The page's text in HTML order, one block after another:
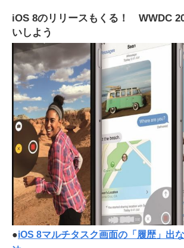
iOS 8のリリースもくる！ WWDC
いしよう
●iOS 8マルチタスク画面の「履歴」出